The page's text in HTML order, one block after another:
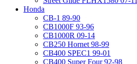
Honda
CB-1 89-90
CB1000F 93-96
CB1000R 09-14
CB250 Hornet 98-99
CB400 SPEC1 99-01
CB400 Super Four 92-98